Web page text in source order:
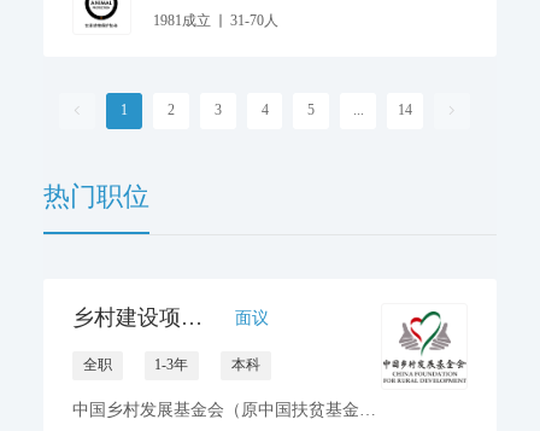
1981成立
31-70人
 1 2 3 4 5 ... 14 
热门职位
乡村建设项目部 生态林项目官员 面议
全职 1-3年 本科